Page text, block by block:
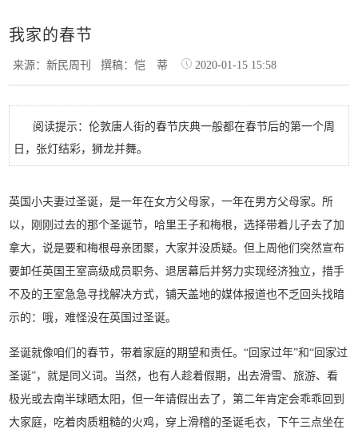
我家的春节
来源：新民周刊撰稿：恺 蒂 2020-01-15 15:58
阅读提示：伦敦唐人街的春节庆典一般都在春节后的第一个周
日，张灯结彩，狮龙并舞。
英国小夫妻过圣诞，是一年在女方父母家，一年在男方父母家。所
以，刚刚过去的那个圣诞节，哈里王子和梅根，选择带着儿子去了加
拿大，说是要和梅根母亲团聚，大家并没质疑。但上周他们突然宣布
要卸任英国王室高级成员职务、退居幕后并努力实现经济独立，措手
不及的王室急急寻找解决方式，铺天盖地的媒体报道也不乏回头找暗
示的：哦，难怪没在英国过圣诞。
圣诞就像咱们的春节，带着家庭的期望和责任。“回家过年”和“回家过
圣诞”，就是同义词。当然，也有人趁着假期，出去滑雪、旅游、看
极光或去南半球晒太阳，但一年请假出去了，第二年肯定会乖乖回到
大家庭，吃着肉质粗糙的火鸡，穿上滑稽的圣诞毛衣，下午三点坐在